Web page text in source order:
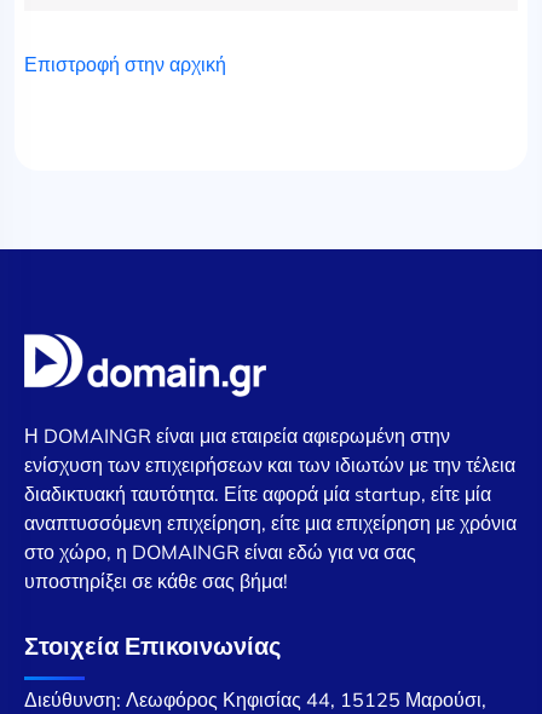
Επιστροφή στην αρχική
Η DOMAINGR είναι μια εταιρεία αφιερωμένη στην
ενίσχυση των επιχειρήσεων και των ιδιωτών με την τέλεια
διαδικτυακή ταυτότητα. Είτε αφορά μία startup, είτε μία
αναπτυσσόμενη επιχείρηση, είτε μια επιχείρηση με χρόνια
στο χώρο, η DOMAINGR είναι εδώ για να σας
υποστηρίξει σε κάθε σας βήμα!
Στοιχεία Επικοινωνίας
Διεύθυνση: Λεωφόρος Κηφισίας 44, 15125 Μαρούσι,